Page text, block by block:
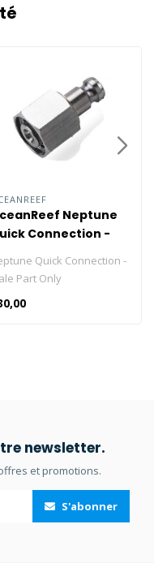
Neptune
Connection -
Quick Connection -
Part Only
newsletter.
et promotions.
S'abonner